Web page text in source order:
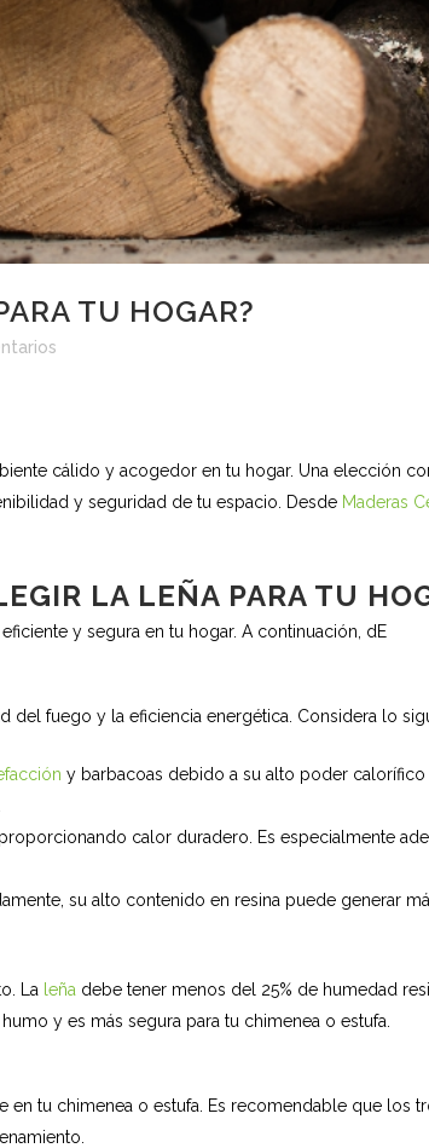
TU HOGAR?
cálido y acogedor en tu hogar. Una elección
y seguridad de tu espacio. Desde Maderas
LA LEÑA PARA TU
y segura en tu hogar. A continuación, dE
del fuego y la eficiencia energética. Considera lo
y barbacoas debido a su alto poder
calor duradero. Es especialmente
su alto contenido en resina puede generar
La leña debe tener menos del 25% de humedad
y es más segura para tu chimenea o estufa.
tu chimenea o estufa. Es recomendable que los